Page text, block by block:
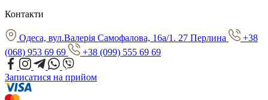
Контакти
Одеса, вул.Валерія Самофалова, 16а/1. 27 Перлина
+38
(068) 953 69 69
+38 (099) 555 69 69
Записатися на прийом